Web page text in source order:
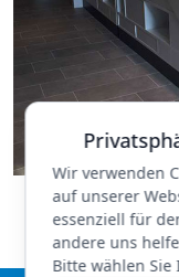
Wir verwenden
auf unserer
essenziell für
andere uns
Bitte wählen Sie